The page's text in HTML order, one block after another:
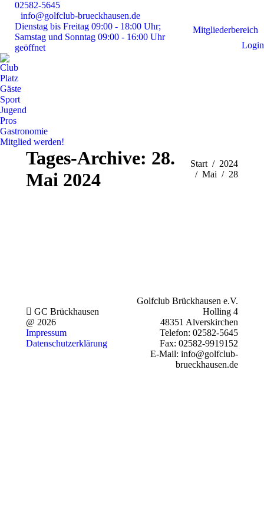
02582-5645
info@golfclub-brueckhausen.de
Dienstag bis Freitag 09:00 - 18:00 Uhr;
Samstag und Sonntag 09:00 - 16:00 Uhr
geöffnet
pagepage
opens
Mitgliederbereich
Login
Club
Platz
Gäste
Sport
Jugend
Pros
Gastronomie
Mitglied werden!
Tages-Archive: 28.
Mai 2024
Sie befinden sich hier:
Start
2024
Mai
28
GC Brückhausen
@ 2026
Impressum
Datenschutzerklärung
Golfclub Brückhausen e.V.
Holling 4
48351 Alverskirchen
Telefon: 02582-5645
Fax: 02582-9919152
E-Mail: info@golfclub-
brueckhausen.de